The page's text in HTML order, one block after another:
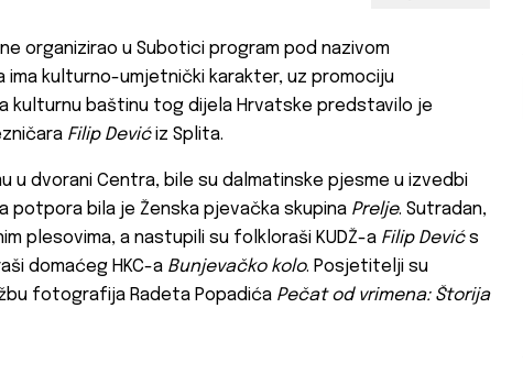
organizirao u Subotici program pod nazivom
ima kulturno-umjetnički karakter, uz promociju
kulturnu baštinu tog dijela Hrvatske predstavilo je
Filip Devićiz Splita.
u dvorani Centra, bile su dalmatinske pjesme u izvedbi
potpora bila je Ženska pjevačka skupina Prelje. Sutradan,
plesovima, a nastupili su folkloraši KUDŽ-a Filip Devićs
domaćeg HKC-a Bunjevačko kolo. Posjetitelji su
fotografija Radeta Popadića Pečat od vrimena: Štorija